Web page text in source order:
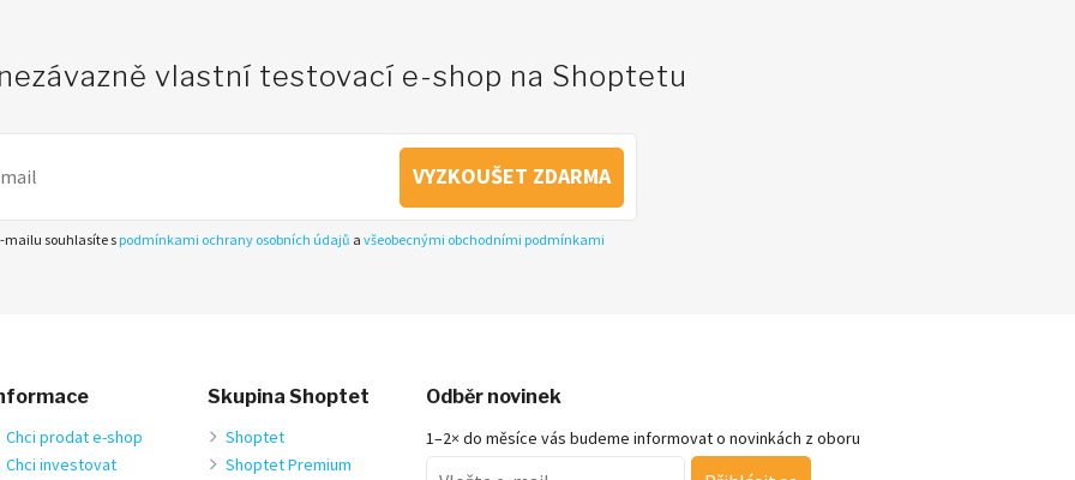
vlastní testovací e-shop na Shoptetu
VYZKOUŠET ZDARMA
mailu souhlasíte s podmínkami ochrany osobních údajů a všeobecnými obchodními podmínkami
Chci prodat e-shop
Chci investovat
Skupina Shoptet
Shoptet
Shoptet Premium
Odběr novinek
1–2× do měsíce vás budeme informovat o novinkách z oboru